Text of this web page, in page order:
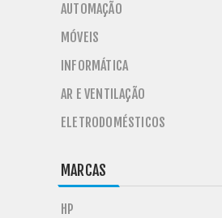
AUTOMAÇÃO
MÓVEIS
INFORMÁTICA
AR E VENTILAÇÃO
ELETRODOMÉSTICOS
MARCAS
HP